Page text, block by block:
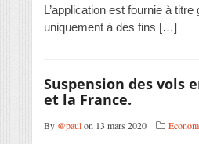
L’application est fournie à titre
uniquement à des fins […]
Suspension des vols
et la France.
By @paulon 13 mars 2020